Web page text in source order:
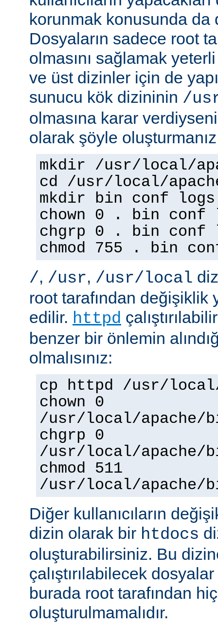
korunmak konusunda da
Dosyaların sadece root
olmasını sağlamak
ve üst dizinler için de
sunucu kök dizininin /
olmasına karar
olarak şöyle
mkdir /usr/local/
cd /usr/local/
mkdir bin conf logs
chown 0 . bin conf
chgrp 0 . bin conf
chmod 755 . bin
/, /usr, /usr/local
root tarafından değişiklik
edilir. httpd
benzer bir önlemin
olmalısınız:
cp httpd /usr/
chown 0
/usr/local/apache/
chgrp 0
/usr/local/apache/
chmod 511
/usr/local/apache/
Diğer kullanıcıların
dizin olarak bir htdocs
oluşturabilirsiniz. Bu
çalıştırılabilecek
burada root tarafından
oluşturulmamalıdır.